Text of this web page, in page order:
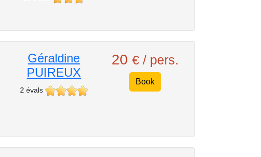
Géraldine
PUIREUX
2 évals
20€ / pers.
Book